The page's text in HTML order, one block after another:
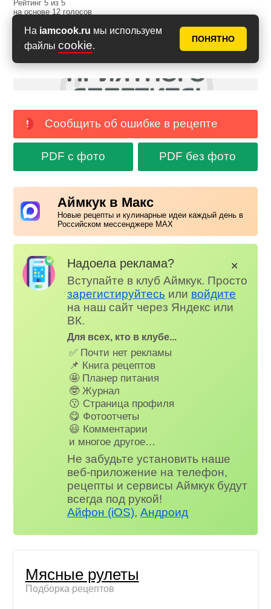
На iamcook.ru мы используем
файлы cookie.
ПОНЯТНО
Рейтинг5 из5
на основе 12 голосов
Сообщить об ошибке в рецепте
PDF с фото PDF без фото
Аймкук в Макс
Новые рецепты и кулинарные идеи каждый день в
Российском мессенджере MAX
Надоела реклама?
Вступайте в клуб Аймкук. Просто
зарегистируйтесь или войдите
на наш сайт через Яндекс или
ВК.
Для всех, кто в клубе...
✅ Почти нет рекламы
📌 Книга рецептов
🤩 Планер питания
🤓 Журнал
😗 Страница профиля
😋 Фотоотчеты
😃 Комментарии
и многое другое…
Не забудьте установить наше
веб-приложение на телефон,
рецепты и сервисы Аймкук будут
всегда под рукой!
Айфон (iOS),Андроид
✕
Мясные рулеты
Подборка рецептов